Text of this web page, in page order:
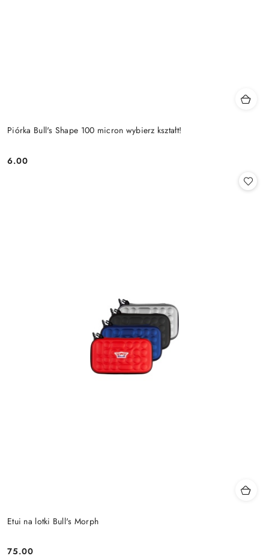
Piórka Bull's Shape 100 micron wybierz kształt!
Cena:
6.00
Etui na lotki Bull's Morph
75.00